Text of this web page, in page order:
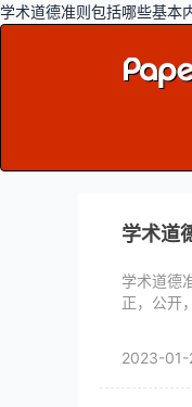
学术道德准则包括哪些基本
学术道
学术道德
正，公开
2023-01-